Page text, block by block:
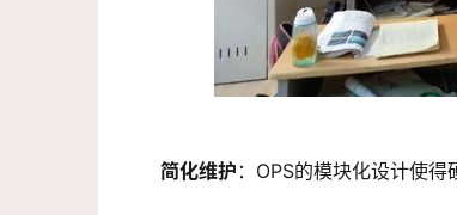
简化维护 ：OPS的模块化设计使得